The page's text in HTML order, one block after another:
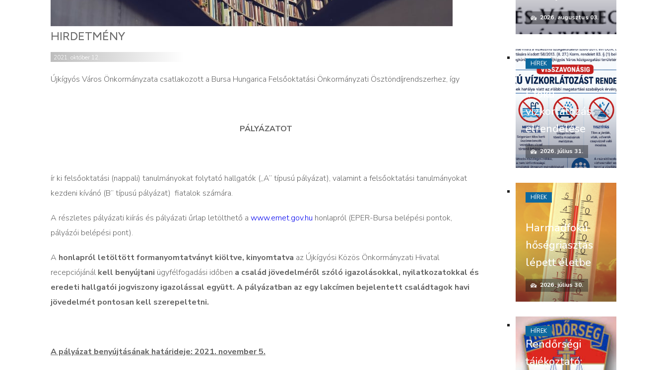
HIRDETMÉNY
2021. október 12.
Újkígyós Város Önkormányzata csatlakozott a Bursa Hungarica Felsőoktatási Önkormányzati Ösztöndíjrendszerhez, így
PÁLYÁZATOT
ír ki felsőoktatási (nappali) tanulmányokat folytató hallgatók („A” típusú pályázat), valamint a felsőoktatási tanulmányokat
kezdeni kívánó (B” típusú pályázat) fiatalok számára.
A részletes pályázati kiírás és pályázati űrlap letölthető a www.emet.gov.hu honlapról (EPER-Bursa belépési pontok,
pályázói belépési pont).
A honlapról letöltött formanyomtatványt kiöltve, kinyomtatva az Újkígyósi Közös Önkormányzati Hivatal
recepciójánál kell benyújtani ügyfélfogadási időben a család jövedelméről szóló igazolásokkal, nyilatkozatokkal és
eredeti hallgatói jogviszony igazolással együtt. A pályázatban az egy lakcímen bejelentett családtagok havi
jövedelmét pontosan kell szerepeltetni.
A pályázat benyújtásának határideje: 2021. november 5.
2026. augusztus 03.
I. fokú
vízkorlátozás
elrendelése
2026. július 31.
HÍREK
Harmadfokú
hőségriasztás
lépett életbe
2026. július 30.
HÍREK
Rendőrségi
tájékoztató:
HÍREK